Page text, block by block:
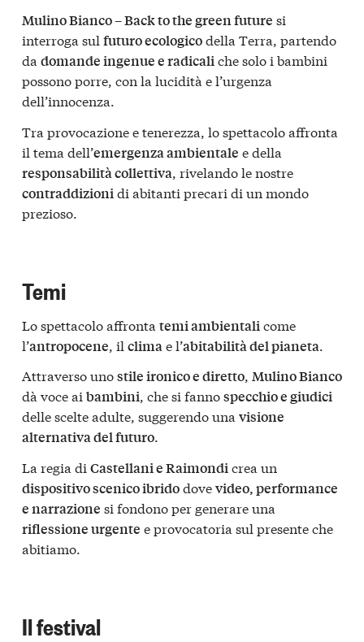
Mulino Bianco – Back to the green future si
interroga sul futuro ecologicodella Terra, partendo
da domande ingenue e radicaliche solo i bambini
possono porre, con la lucidità e l’urgenza
dell’innocenza.
Tra provocazione e tenerezza, lo spettacolo affronta
il tema dell’emergenza ambientale e della
responsabilità collettiva, rivelando le nostre
contraddizionidi abitanti precari di un mondo
prezioso.
Temi
Lo spettacolo affronta temi ambientalicome
l’antropocene, il climae l’abitabilità del pianeta.
Attraverso unostile ironico e diretto, Mulino Bianco
dà voce ai bambini, che si fannospecchio e giudici
delle scelte adulte, suggerendo una visione
alternativa del futuro.
La regia di Castellani e Raimondicrea un
dispositivo scenico ibridodovevideo, performance
e narrazione si fondono per generare una
riflessione urgente e provocatoria sul presente che
abitiamo.
Il festival